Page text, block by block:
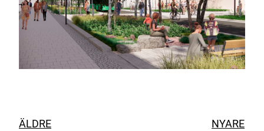
ÄLDRE NYARE